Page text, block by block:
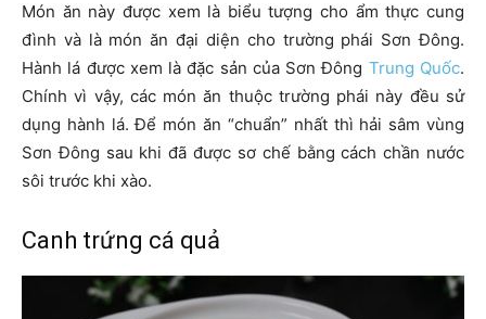
Món ăn này được xem là biểu tượng cho ẩm thực cung
đình và là món ăn đại diện cho trường phái Sơn Đông.
Hành lá được xem là đặc sản của Sơn Đông Trung Quốc.
Chính vì vậy, các món ăn thuộc trường phái này đều sử
dụng hành lá. Để món ăn “chuẩn” nhất thì hải sâm vùng
Sơn Đông sau khi đã được sơ chế bằng cách chần nước
sôi trước khi xào.
Canh trứng cá quả